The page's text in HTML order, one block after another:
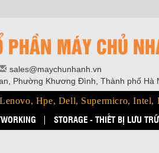
PHẦN MÁY CHỦ
sales@maychunhanh.vn
Phường Khương Đình, Thành phố Hà
Hpe, Dell, Supermicro, Intel,
STORAGE - THIẾT BỊ LƯU TRỮ